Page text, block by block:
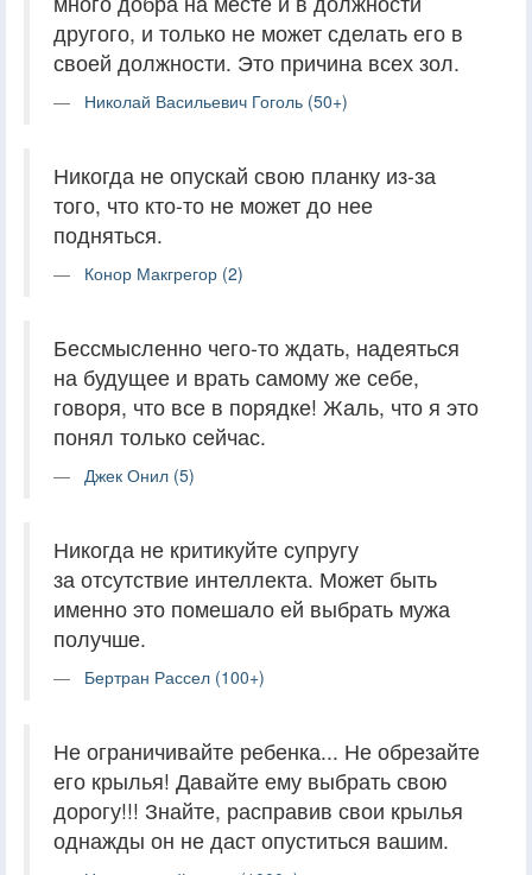
другого, и только не может сделать его в
своей должности. Это причина всех зол.
Николай Васильевич Гоголь (50+)
Никогда не опускай свою планку из-за
того, что кто-то не может до нее
подняться.
Конор Макгрегор (2)
Бессмысленно чего-то ждать, надеяться
на будущее и врать самому же себе,
говоря, что все в порядке! Жаль, что я это
понял только сейчас.
Джек Онил (5)
Никогда не критикуйте супругу
за отсутствие интеллекта. Может быть
именно это помешало ей выбрать мужа
получше.
Бертран Рассел (100+)
Не ограничивайте ребенка... Не обрезайте
его крылья! Давайте ему выбрать свою
дорогу!!! Знайте, расправив свои крылья
однажды он не даст опуститься вашим.